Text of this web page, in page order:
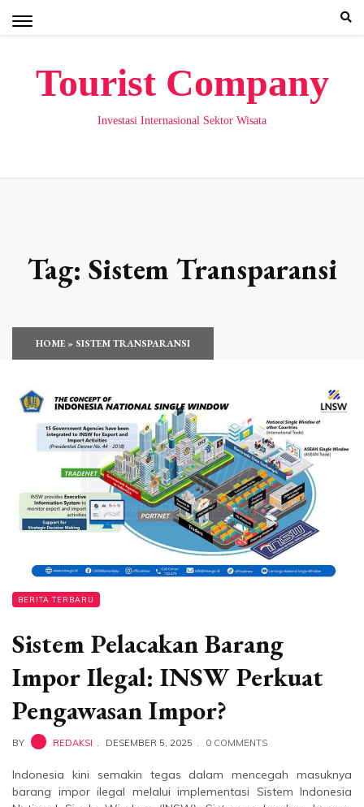
Tourist Company
Investasi Internasional Sektor Wisata
Tag: Sistem Transparansi
HOME»SISTEM TRANSPARANSI
BERITA TERBARU
Sistem Pelacakan Barang
Impor Ilegal: INSW Perkuat
Pengawasan Impor?
BY REDAKSI DESEMBER 5, 2025 0 COMMENTS
Indonesia kini semakin tegas dalam mencegah masuknya
barang impor ilegal melalui implementasi Sistem Indonesia